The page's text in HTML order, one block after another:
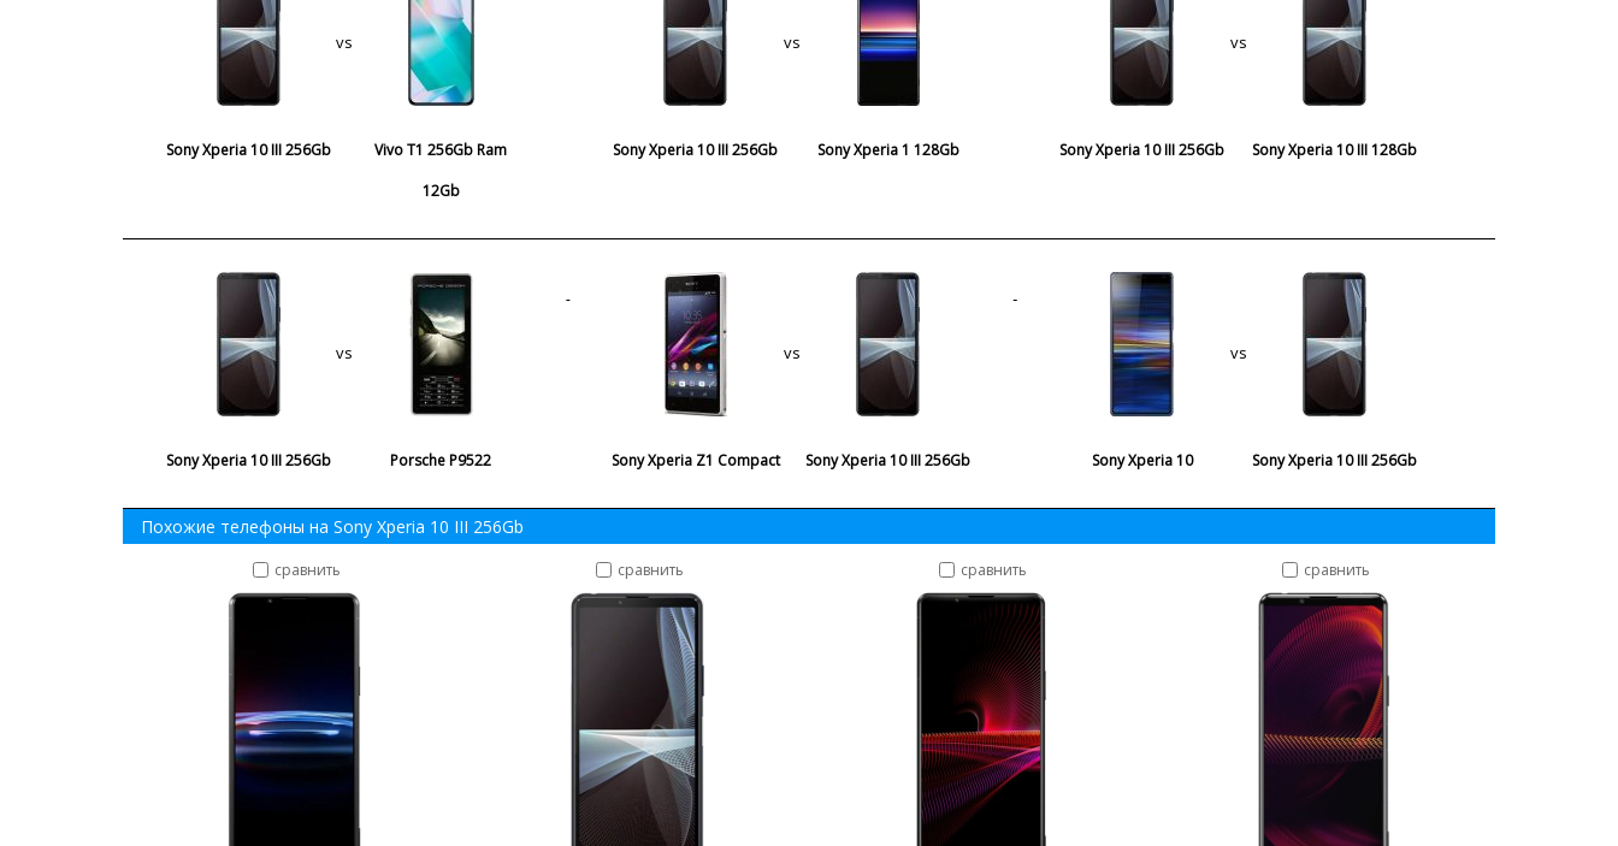
Sony Xperia 10 III 256Gb
vs
Vivo T1 256Gb Ram
12Gb
Sony Xperia 10 III 256Gb
vs
Sony Xperia 1 128Gb Sony Xperia 10 III 256Gb
vs
Sony Xperia 10 III 128Gb
Sony Xperia 10 III 256Gb
vs
Porsche P9522 Sony Xperia Z1 Compact
vs
Sony Xperia 10 III 256Gb Sony Xperia 10
vs
Sony Xperia 10 III 256Gb
Похожие телефоны на Sony Xperia 10 III 256Gb
сравнить сравнить сравнить сравнить